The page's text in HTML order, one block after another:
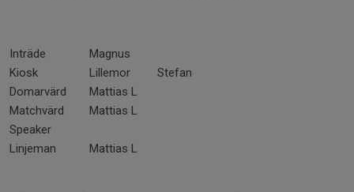
Inträde
Magnus
Kiosk
Lillemor
Stefan
Domarvärd
Mattias L
Matchvärd
Mattias L
Speaker
Linjeman
Mattias L